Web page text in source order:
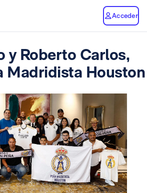
Acceder
y Roberto Carlos,
Madridista Houston